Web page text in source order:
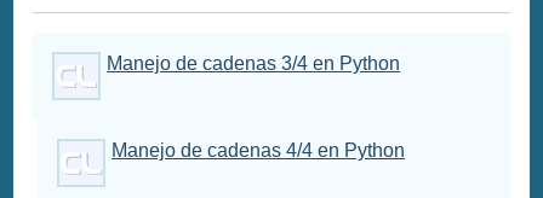
Manejo de cadenas 3/4 en Python
Manejo de cadenas 4/4 en Python